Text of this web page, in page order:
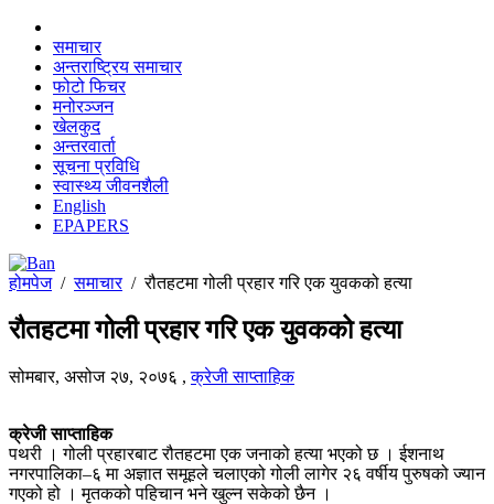
समाचार
अन्तराष्ट्रिय समाचार
फोटो फिचर
मनोरञ्जन
खेलकुद
अन्तरवार्ता
सूचना प्रविधि
स्वास्थ्य जीवनशैली
English
EPAPERS
होमपेज/समाचार/रौतहटमा गोली प्रहार गरि एक युवकको हत्या
रौतहटमा गोली प्रहार गरि एक युवकको हत्या
सोमबार, असोज २७, २०७६ ,क्रेजी साप्ताहिक
क्रेजी साप्ताहिक
पथरी । गोली प्रहारबाट रौतहटमा एक जनाको हत्या भएको छ । ईशनाथ
नगरपालिका–६ मा अज्ञात समूहले चलाएको गोली लागेर २६ वर्षीय पुरुषको ज्यान
गएको हो । मृतकको पहिचान भने खुल्न सकेको छैन ।